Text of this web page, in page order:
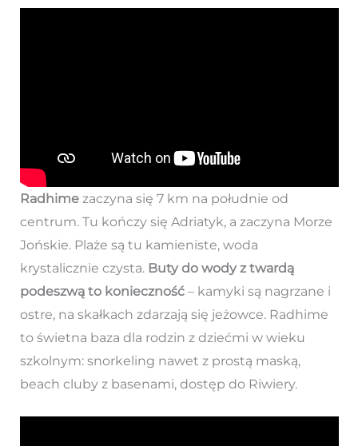
Radhimezaczyna się 7 km na południe od
centrum. Tu kończy się Adriatyk, a zaczyna Morze
Jońskie. Plaże są tu kamieniste, woda
krystalicznie czysta. Buty do wody z twardą
podeszwą to konieczność– kamyki są nagrzane i
ostre, na skałkach zdarzają się jeżowce. Radhime
to świetna baza dla rodzin z dziećmi w wieku
szkolnym: snorkeling nawet z prostą maską,
beach cluby z basenami, dostęp do Riwiery.